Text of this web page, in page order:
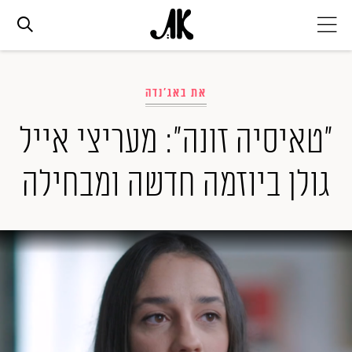
אופנה
ביוטי
סלבס
ערוצים נוספים
המגזין
את באג'נדה
"טאיסיה זונה": מעריצי אייל
גולן ביוזמה חדשה ומבחילה